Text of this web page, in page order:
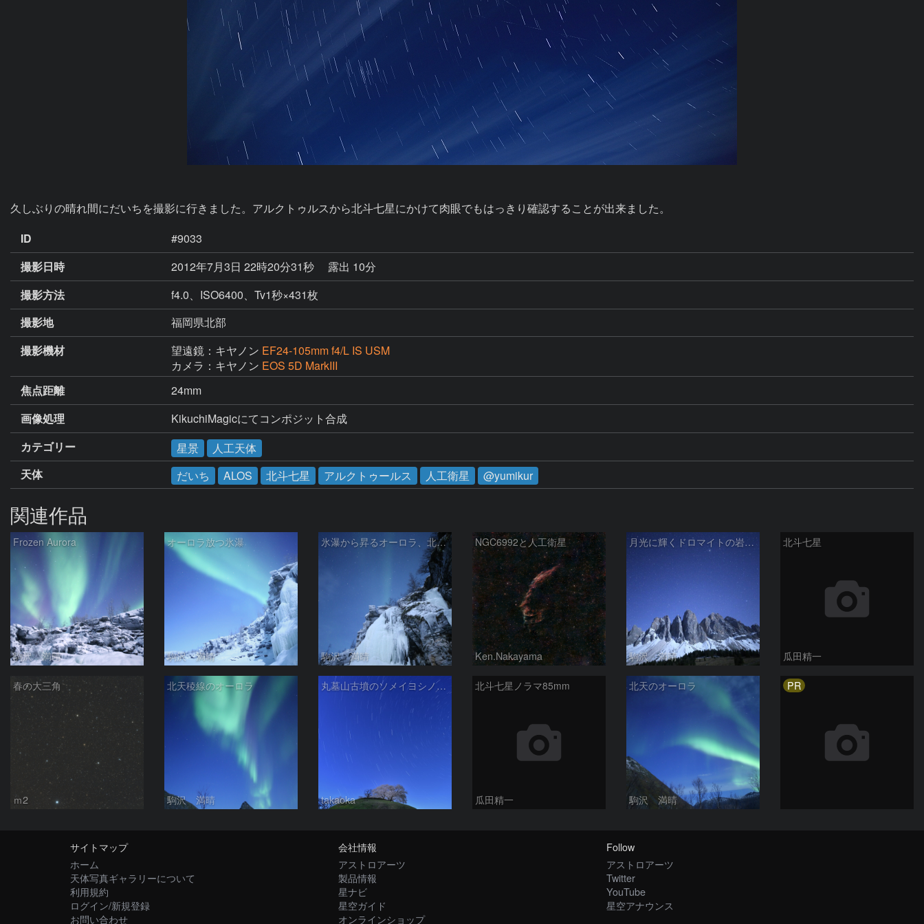
久しぶりの晴れ間にだいちを撮影に行きました。アルクトゥルスから北斗七星にかけて肉眼でもはっきり確認することが出来ました。
ID
#9033
撮影日時
2012年7月3日 22時20分31秒
露出 10分
撮影方法
f4.0、ISO6400、Tv1秒×431枚
撮影地
福岡県北部
撮影機材
望遠鏡：キヤノン EF24-105mm f4/L IS USM
カメラ：キヤノン EOS 5D MarkIII
焦点距離
24mm
画像処理
KikuchiMagicにてコンポジット合成
カテゴリー
星景
人工天体
天体
だいち ALOS 北斗七星 アルクトゥールス 人工衛星 @yumikur
関連作品
Frozen Aurora
駒沢 満晴
オーロラ放つ氷瀑
駒沢 満晴
氷瀑から昇るオーロラ、北斗七星
駒沢 満晴
NGC6992と人工衛星
Ken.Nakayama
月光に輝くドロマイトの岩峰群
駒沢 満晴
北斗七星
瓜田精一
春の大三角
ｍ2
北天稜線のオーロラ
駒沢 満晴
丸墓山古墳のソメイヨシノと北斗七星
takaoka
北斗七星ノラマ85mm
瓜田精一
北天のオーロラ
駒沢 満晴
PR
サイトマップ
ホーム
天体写真ギャラリーについて
利用規約
ログイン/新規登録
お問い合わせ
会社情報
アストロアーツ
製品情報
星ナビ
星空ガイド
オンラインショップ
Follow
アストロアーツ
Twitter
YouTube
星空アナウンス